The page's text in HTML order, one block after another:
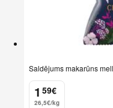
Saldējums makarūns
1
. 59€
26,5€/kg